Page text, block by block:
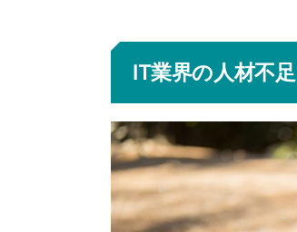
IT業界の人材不足